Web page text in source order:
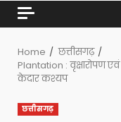
Home
छत्तीसगढ़
Plantation : वृक्षारोपण
केदार कश्यप
छत्तीसगढ़